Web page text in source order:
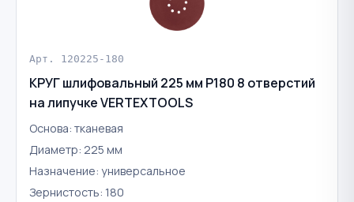
Арт. 120225-180
КРУГ шлифовальный 225 мм Р180 8 отверстий
на липучке VERTEXTOOLS
Основа: тканевая
Диаметр: 225 мм
Назначение: универсальное
Зернистость: 180